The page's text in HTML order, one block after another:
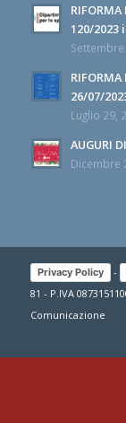
120/
Settembre
RIFORMA
26/07/
Luglio 29,
AUGURI
Dicembre
Privacy Policy -
81 - P.IVA
Comunicazione